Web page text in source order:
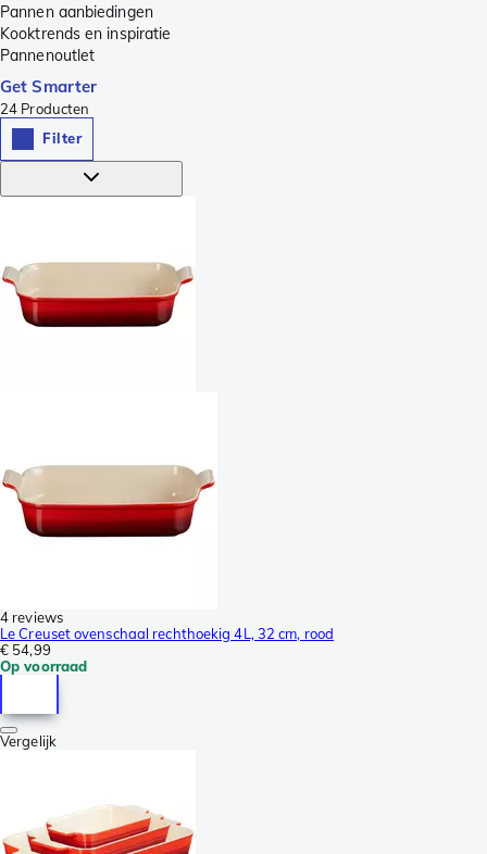
Pannen aanbiedingen
Kooktrends en inspiratie
Pannenoutlet
Get Smarter
24 Producten
Filter
4 reviews
Le Creuset ovenschaal rechthoekig 4L, 32 cm, rood
€ 54,99
Op voorraad
Vergelijk